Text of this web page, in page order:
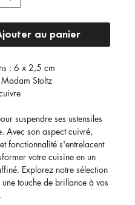
au panier
: 6 x 2,5 cm
Stoltz
suspendre ses ustensiles
Avec son aspect cuivré,
fonctionnalité s'entrelacent
votre cuisine en un
Explorez notre sélection
touche de brillance à vos